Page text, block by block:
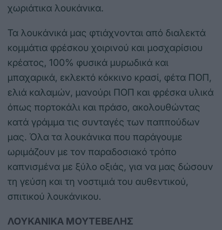
χωριάτικα λουκάνικα.
Τα λουκάνικά μας φτιάχνονται από διαλεκτά
κομμάτια φρέσκου χοιρινού και μοσχαρίσιου
κρέατος, 100% φυσικά μυρωδικά και
μπαχαρικά, εκλεκτό κόκκινο κρασί, φέτα ΠΟΠ,
ελιά καλαμών, μανούρι ΠΟΠ και φρέσκα υλικά
όπως πορτοκάλι και πράσο, ακολουθώντας
κατά γράμμα τις συνταγές των παππούδων
μας. Όλα τα λουκάνικα που παράγουμε
ωριμάζουν με τον παραδοσιακό τρόπο
καπνισμένα με ξύλο οξιάς, για να μας δώσουν
τη γεύση και τη νοστιμιά του αυθεντικού,
σπιτικού λουκάνικου.
ΛΟΥΚΑΝΙΚΑ ΜΟΥΤΕΒΕΛΗΣ